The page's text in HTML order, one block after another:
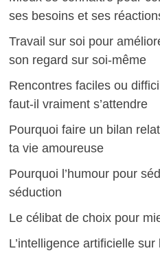
ses besoins et ses
Travail sur soi pour
son regard sur soi-même
Rencontres faciles ou
faut-il vraiment s’attendre
Pourquoi faire un bilan
ta vie amoureuse
Pourquoi l’humour pour
séduction
Le célibat de choix pour
L’intelligence artificielle